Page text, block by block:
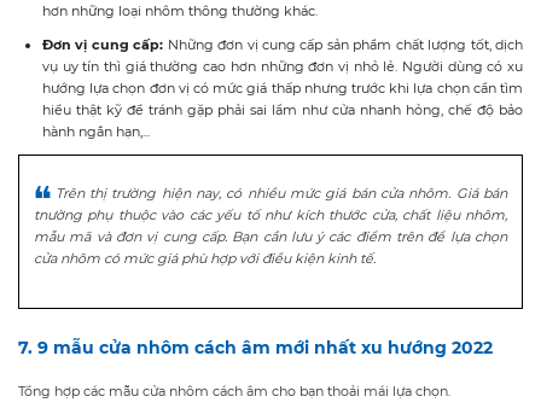
hơn những loại nhôm thông thường khác.
Đơn vị cung cấp: Những đơn vị cung cấp sản phẩm chất lượng tốt, dịch
vụ uy tín thì giá thường cao hơn những đơn vị nhỏ lẻ. Người dùng có xu
hướng lựa chọn đơn vị có mức giá thấp nhưng trước khi lựa chọn cần tìm
hiểu thật kỹ để tránh gặp phải sai lầm như cửa nhanh hỏng, chế độ bảo
hành ngắn hạn,...
Trên thị trường hiện nay, có nhiều mức giá bán cửa nhôm. Giá bán
thường phụ thuộc vào các yếu tố như kích thước cửa, chất liệu nhôm,
mẫu mã và đơn vị cung cấp. Bạn cần lưu ý các điểm trên để lựa chọn
cửa nhôm có mức giá phù hợp với điều kiện kinh tế.
7. 9 mẫu cửa nhôm cách âm mới nhất xu hướng 2022
Tổng hợp các mẫu cửa nhôm cách âm cho bạn thoải mái lựa chọn.